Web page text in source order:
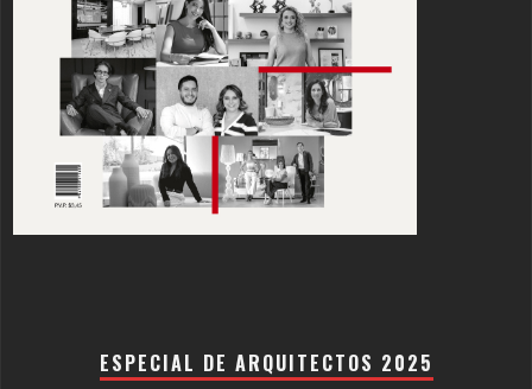
ESPECIAL DE ARQUITECTOS 2025